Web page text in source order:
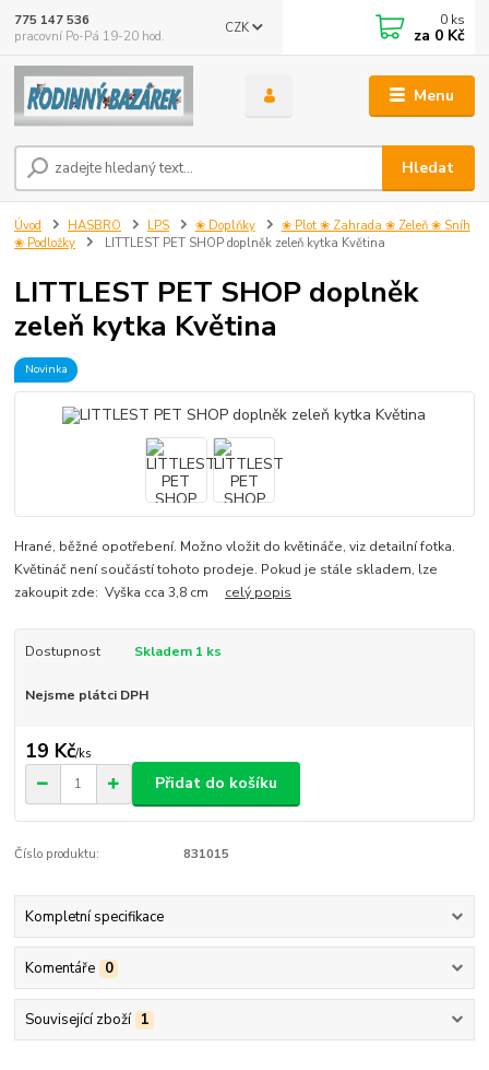
Menu
CZK
Hledat
775 147 536
pracovní Po-Pá 19-20 hod.
0 ks
za 0 Kč
Úvod HASBRO LPS ❀ Doplňky
❀ Plot ❀ Zahrada ❀ Zeleň ❀ Sníh
❀ Podložky
LITTLEST PET SHOP doplněk zeleň kytka Květina
LITTLEST PET SHOP doplněk
zeleň kytka Květina
Novinka
Hrané, běžné opotřebení. Možno vložit do květináče, viz detailní fotka.
Květináč není součástí tohoto prodeje. Pokud je stále skladem, lze
zakoupit zde: Vyška cca 3,8 cm celý popis
Dostupnost Skladem 1 ks
Nejsme plátci DPH
19 Kč/ks
Přidat do košíku
Číslo produktu: 831015
Kompletní specifikace
Komentáře 0
Související zboží 1